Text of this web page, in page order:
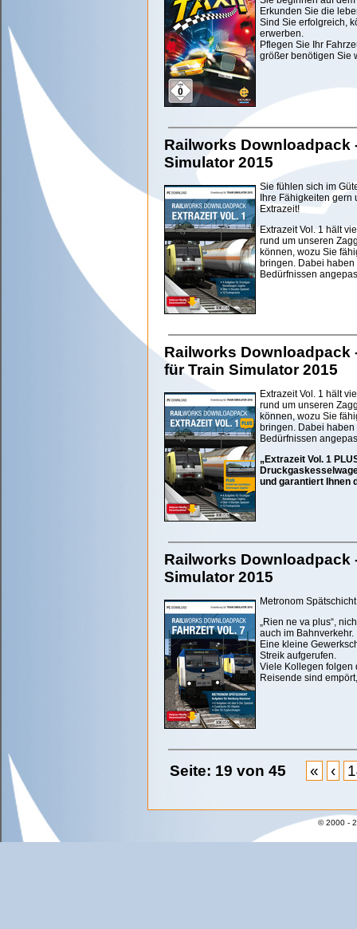
Erkunden Sie die
Sind Sie erfolgreich,
erwerben.
Pflegen Sie Ihr
größer benötigen Sie
Railworks Downloadpack
Simulator 2015
Sie fühlen sich im
Ihre Fähigkeiten
Extrazeit!
Extrazeit Vol. 1 hält
rund um unseren
können, wozu Sie
bringen. Dabei
Bedürfnissen
Railworks Downloadpack
für Train Simulator 2015
Extrazeit Vol. 1 hält
rund um unseren
können, wozu Sie
bringen. Dabei
Bedürfnissen
„Extrazeit Vol. 1
und garantiert Ihnen
Railworks Downloadpack
Simulator 2015
Metronom
„Rien ne va plus“,
auch im Bahnverkehr.
Eine kleine
Streik aufgerufen.
Viele Kollegen folgen
Reisende sind
Seite: 19 von 45 « ‹
© 2000 -